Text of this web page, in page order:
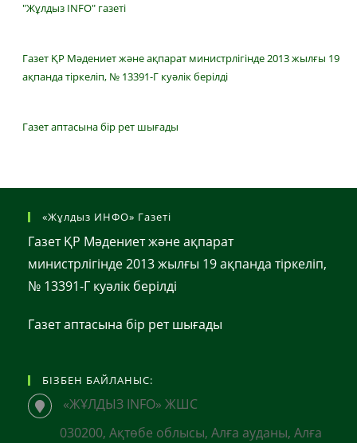
"Жұлдыз INFO" газеті
Газет ҚР Мәдениет және ақпарат министрлігінде 2013 жылғы 19
ақпанда тіркеліп, № 13391-Г куәлік берілді
Газет аптасына бір рет шығады
«Жұлдыз ИНФО» Газеті
Газет ҚР Мәдениет және ақпарат
министрлігінде 2013 жылғы 19 ақпанда тіркеліп,
№ 13391-Г куәлік берілді
Газет аптасына бір рет шығады
БІЗБЕН БАЙЛАНЫС:
«ЖҰЛДЫЗ INFO» ЖШС
030200, Ақтөбе облысы, Алға ауданы, Алға